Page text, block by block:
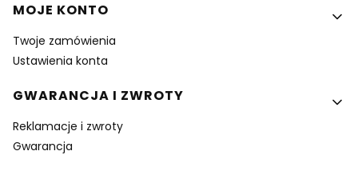
MOJE KONTO
Twoje zamówienia
Ustawienia konta
GWARANCJA I ZWROTY
Reklamacje i zwroty
Gwarancja